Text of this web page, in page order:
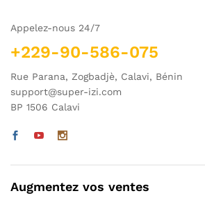
Appelez-nous 24/7
+229-90-586-075
Rue Parana, Zogbadjè, Calavi, Bénin
support@super-izi.com
BP 1506 Calavi
Augmentez vos ventes